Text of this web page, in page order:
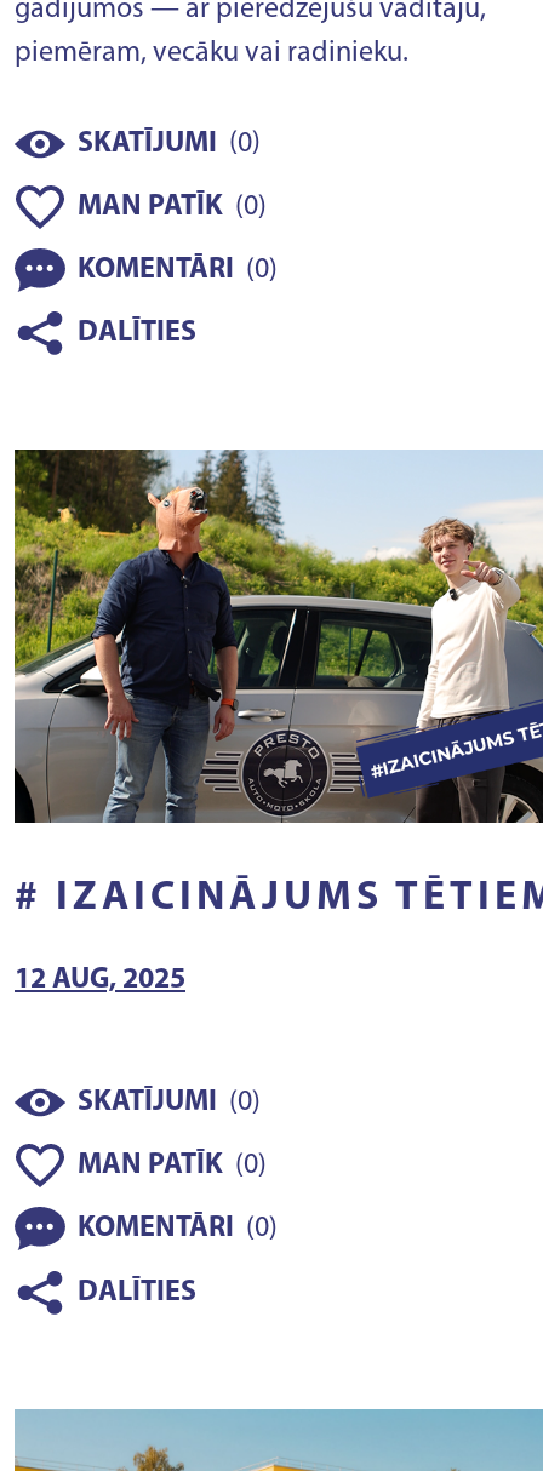
gadījumos — ar pieredzējušu vadītāju,
piemēram, vecāku vai radinieku.
SKATĪJUMI (0)
MAN PATĪK (0)
KOMENTĀRI (0)
DALĪTIES
# IZAICINĀJUMS
12 AUG, 2025
SKATĪJUMI (0)
MAN PATĪK (0)
KOMENTĀRI (0)
DALĪTIES